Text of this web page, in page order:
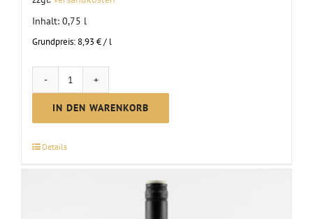
Inhalt: 0,75 l
Grundpreis: 8,93 €/ l
Weißburgunder
Classic
|
IN DEN WARENKORB
Details